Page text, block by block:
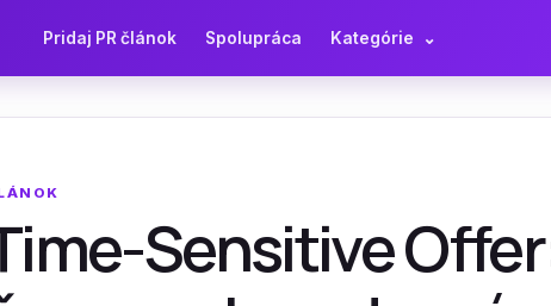
Pridaj PR článok Spolupráca Kategórie ⌄
Sensitive